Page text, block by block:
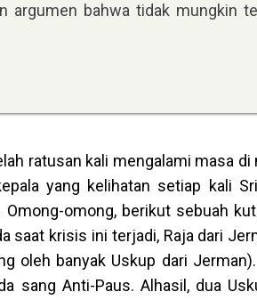
argumen bahwa tidak mungkin
ratusan kali mengalami masa
yang kelihatan setiap kali
omong, berikut sebuah
saat krisis ini terjadi, Raja dari
oleh banyak Uskup dari
sang Anti-Paus. Alhasil, dua